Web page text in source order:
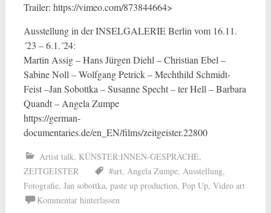
Trailer: https://vimeo.com/873844664>
Ausstellung in der INSELGALERIE Berlin vom 16.11.
´23 – 6.1.´24:
Martin Assig – Hans Jürgen Diehl – Christian Ebel –
Sabine Noll – Wolfgang Petrick – Mechthild Schmidt-
Feist –Jan Sobottka – Susanne Specht – ter Hell – Barbara
Quandt – Angela Zumpe
https://german-
documentaries.de/en_EN/films/zeitgeister.22800
Artist talk, KÜNSTER:INNEN-GESPRÄCHE,
ZEITGEISTER
#art, Angela Zumpe, Ausstellung,
Fotografie, Jan sobottka, paste up production, Pop Up, Video art
Kommentar hinterlassen